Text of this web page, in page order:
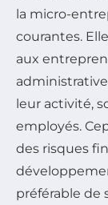
la micro-
courantes.
aux
leur activité,
employés.
des risques
préférable de